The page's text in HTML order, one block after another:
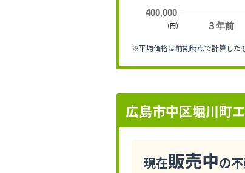
３年前
400,000
(円)
※平均価格は前期時点で計算した
広島市中区堀川町
現在販売中の